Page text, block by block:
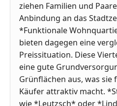
ziehen Familien und
Anbindung an das
*Funktionale
bieten dagegen eine
Preissituation. Diese
eine gute
Grünflächen aus, was
Käufer attraktiv macht.
wie *Leutzsch* oder